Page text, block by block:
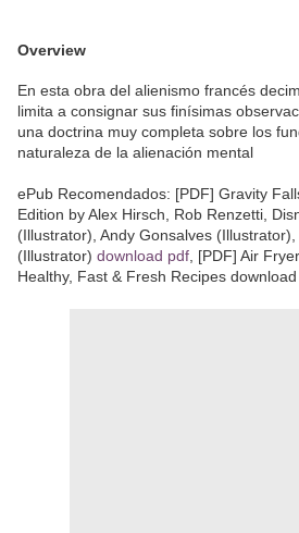
Overview
En esta obra del alienismo francés
limita a consignar sus finísimas
una doctrina muy completa sobre los
naturaleza de la alienación mental
ePub Recomendados: [PDF] Gravity
Edition by Alex Hirsch, Rob Renzetti,
(Illustrator), Andy Gonsalves
(Illustrator) download pdf, [PDF] Air
Healthy, Fast & Fresh Recipes download